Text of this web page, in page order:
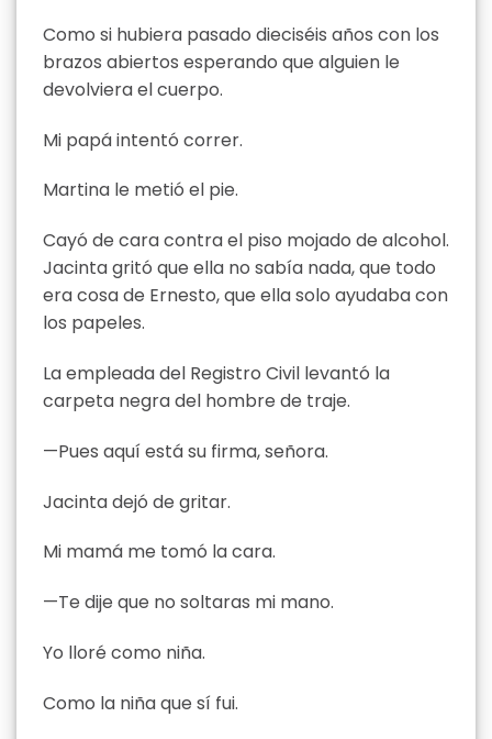
Como si hubiera pasado dieciséis años con los
brazos abiertos esperando que alguien le
devolviera el cuerpo.
Mi papá intentó correr.
Martina le metió el pie.
Cayó de cara contra el piso mojado de alcohol.
Jacinta gritó que ella no sabía nada, que todo
era cosa de Ernesto, que ella solo ayudaba con
los papeles.
La empleada del Registro Civil levantó la
carpeta negra del hombre de traje.
—Pues aquí está su firma, señora.
Jacinta dejó de gritar.
Mi mamá me tomó la cara.
—Te dije que no soltaras mi mano.
Yo lloré como niña.
Como la niña que sí fui.